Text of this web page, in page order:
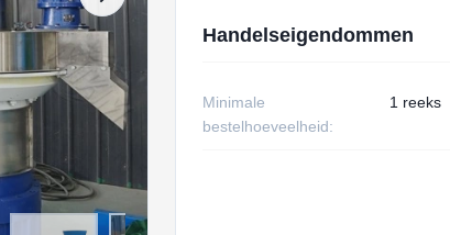
Handelseigendommen
Minimale
bestelhoeveelheid:
1 reeks